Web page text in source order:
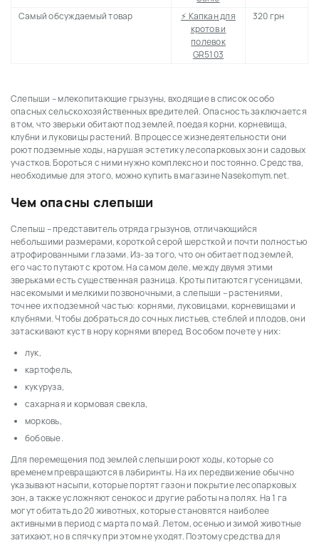
Самый обсуждаемый товар
⚡ Капкан для
кротов и
полевок
GR5103
320 грн
Слепыши – млекопитающие грызуны, входящие в список особо
опасных сельскохозяйственных вредителей. Опасность заключается
в том, что зверьки обитают под землей, поедая корни, корневища,
клубни и луковицы растений. В процессе жизнедеятельности они
роют подземные ходы, нарушая эстетику лесопарковых зон и садовых
участков. Бороться с ними нужно комплексно и постоянно. Средства,
необходимые для этого, можно купить в магазине Nasekomym.net.
Чем опасны слепыши
Слепыш – представитель отряда грызунов, отличающийся
небольшими размерами, короткой серой шерсткой и почти полностью
атрофированными глазами. Из-за того, что он обитает под землей,
его часто путают с кротом. На самом деле, между двумя этими
зверьками есть существенная разница. Кроты питаются гусеницами,
насекомыми и мелкими позвоночными, а слепыши – растениями,
точнее их подземной частью: корнями, луковицами, корневищами и
клубнями. Чтобы добраться до сочных листьев, стеблей и плодов, они
затаскивают куст в нору корнями вперед. В особом почете у них:
лук,
картофель,
кукуруза,
сахарная и кормовая свекла,
морковь,
бобовые.
Для перемещения под землей слепыши роют ходы, которые со
временем превращаются в лабиринты. На их передвижение обычно
указывают насыпи, которые портят газон и покрытие лесопарковых
зон, а также усложняют сенокос и другие работы на полях. На 1 га
могут обитать до 20 животных, которые становятся наиболее
активными в период с марта по май. Летом, осенью и зимой животные
затихают, но в спячку при этом не уходят. Поэтому средства для